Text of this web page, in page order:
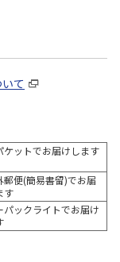
て
ケットでお届けします
郵便(簡易書留)でお届
す
パックライトでお届け